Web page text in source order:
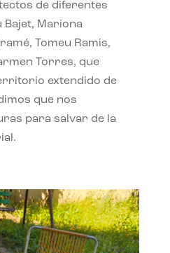
de diferentes
Bajet, Mariona
Tomeu Ramis,
Torres, que
extendido de
que nos
para salvar de la